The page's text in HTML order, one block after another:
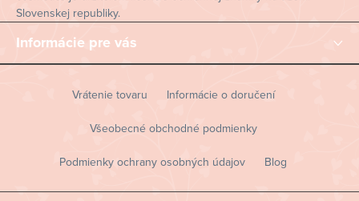
Slovenskej republiky.
Informácie pre vás
Vrátenie tovaru Informácie o doručení
Všeobecné obchodné podmienky
Podmienky ochrany osobných údajov Blog